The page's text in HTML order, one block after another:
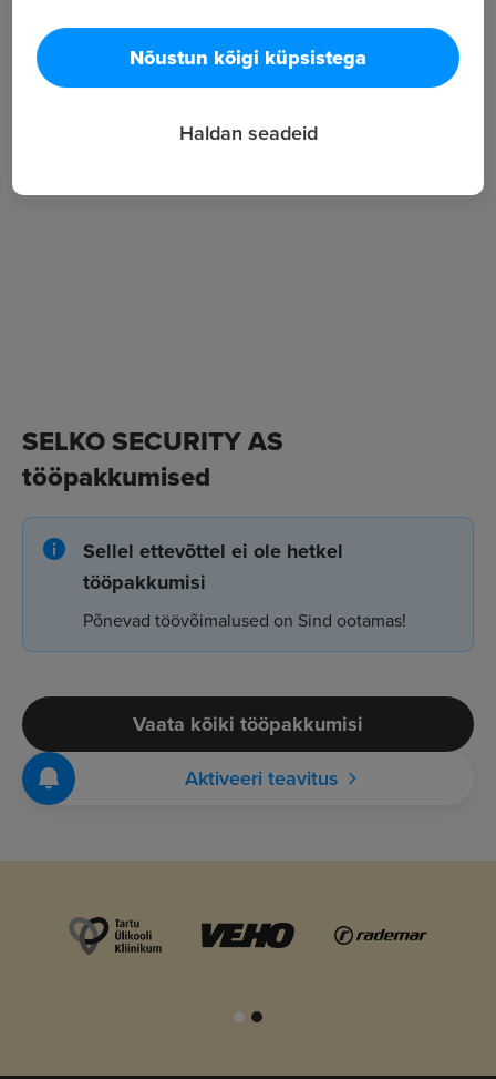
SELKO SECURITY AS
tööpakkumised
Sellel ettevõttel ei ole hetkel
tööpakkumisi
Põnevad töövõimalused on Sind ootamas!
Vaata kõiki tööpakkumisi
Aktiveeri teavitus
Nõustun kõigi küpsistega
Haldan seadeid